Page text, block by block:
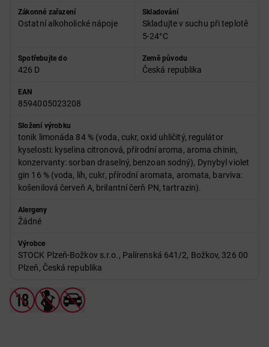
Zákonné zařazení
Ostatní alkoholické nápoje
Skladování
Skladujte v suchu při teplotě
5-24°C
Spotřebujte do
426 D
Země původu
Česká republika
EAN
8594005023208
Složení výrobku
tonik limonáda 84 % (voda, cukr, oxid uhličitý, regulátor
kyselosti: kyselina citronová, přírodní aroma, aroma chinin,
konzervanty: sorban draselný, benzoan sodný), Dynybyl violet
gin 16 % (voda, líh, cukr, přírodní aromata, aromata, barviva:
košenilová červeň A, brilantní čerň PN, tartrazin).
Alergeny
Žádné
Výrobce
STOCK Plzeň-Božkov s.r.o., Palírenská 641/2, Božkov, 326 00
Plzeň, Česká republika